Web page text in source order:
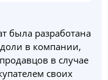
была разработана
в компании,
в случае
своих